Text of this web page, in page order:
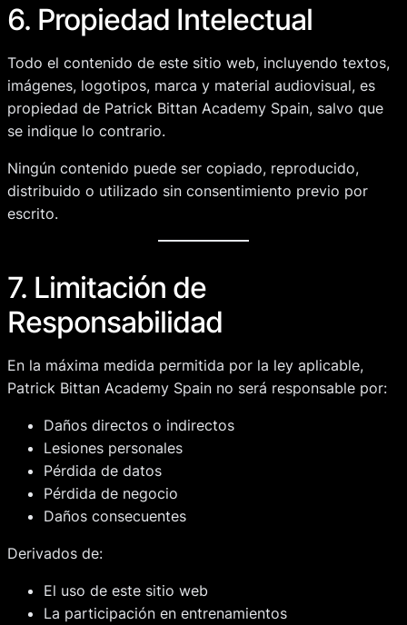
6. Propiedad Intelectual
Todo el contenido de este sitio web, incluyendo textos,
imágenes, logotipos, marca y material audiovisual, es
propiedad de Patrick Bittan Academy Spain, salvo que
se indique lo contrario.
Ningún contenido puede ser copiado, reproducido,
distribuido o utilizado sin consentimiento previo por
escrito.
7. Limitación de
Responsabilidad
En la máxima medida permitida por la ley aplicable,
Patrick Bittan Academy Spain no será responsable por:
Daños directos o indirectos
Lesiones personales
Pérdida de datos
Pérdida de negocio
Daños consecuentes
Derivados de:
El uso de este sitio web
La participación en entrenamientos